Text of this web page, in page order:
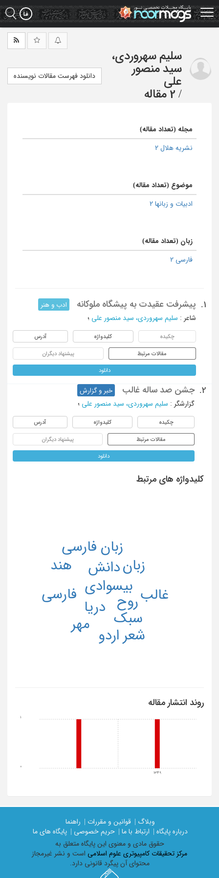
Skip
to
main
سلیم سهروردی،
سید منصور
علی
/ 2 مقاله
دانلود فهرست مقالات نویسنده
مجله (تعداد مقاله)
نشریه هلال 2
موضوع (تعداد مقاله)
ادبیات و زبانها 2
زبان (تعداد مقاله)
فارسی 2
1. پیشرفت عقیدت به پیشگاه ملوکانه
ادب و هنر
شاعر : سلیم سهروردی، سید منصور علی ؛
چکیده کلیدواژه آدرس
مقالات مرتبط پیشنهاد دیگران
دانلود
2. جشن صد ساله غالب
خبر و گزارش
گزارشگر : سلیم سهروردی، سید منصور علی ؛
چکیده کلیدواژه آدرس
مقالات مرتبط پیشنهاد دیگران
دانلود
کلیدواژه های مرتبط
بیسوادى
دانش
دریا روح
زبان
زبان فارسی
سبک
شعر اردو
غالب
فارسی
مهر
هند
روند انتشار مقاله
1349
0
1
وبلاگ | قوانین و مقررات |
راهنما
درباره پایگاه |
ارتباط با ما | حریم خصوصی |
پایگاه های ما
حقوق مادی و معنوی اين پايگاه متعلق به
مرکز تحقیقات کامپیوتری علوم اسلامی است و نشر غیرمجاز
محتوای آن پیگرد قانونی دارد.